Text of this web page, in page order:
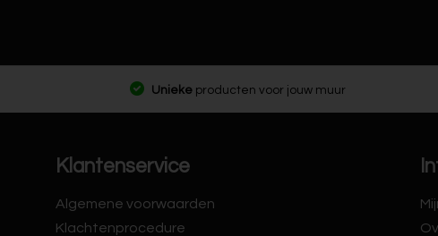
Unieke producten voor jouw muur
Klantenservice
Algemene voorwaarden
Klachtenprocedure